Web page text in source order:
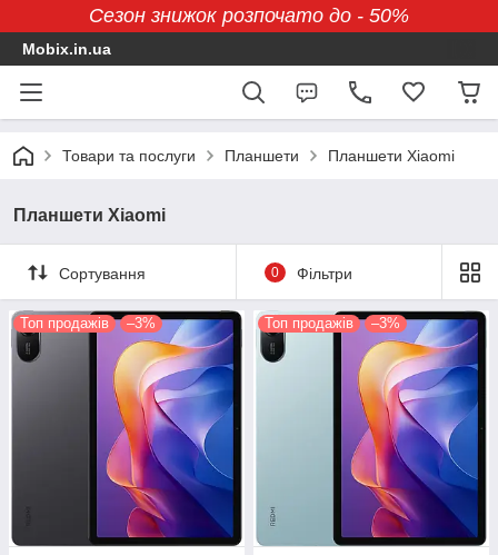
Сезон знижок розпочато до - 50%
Mobix.in.ua
Товари та послуги Планшети Планшети Xiaomi
Планшети Xiaomi
Сортування 0 Фільтри
Топ продажів –3% Топ продажів –3%